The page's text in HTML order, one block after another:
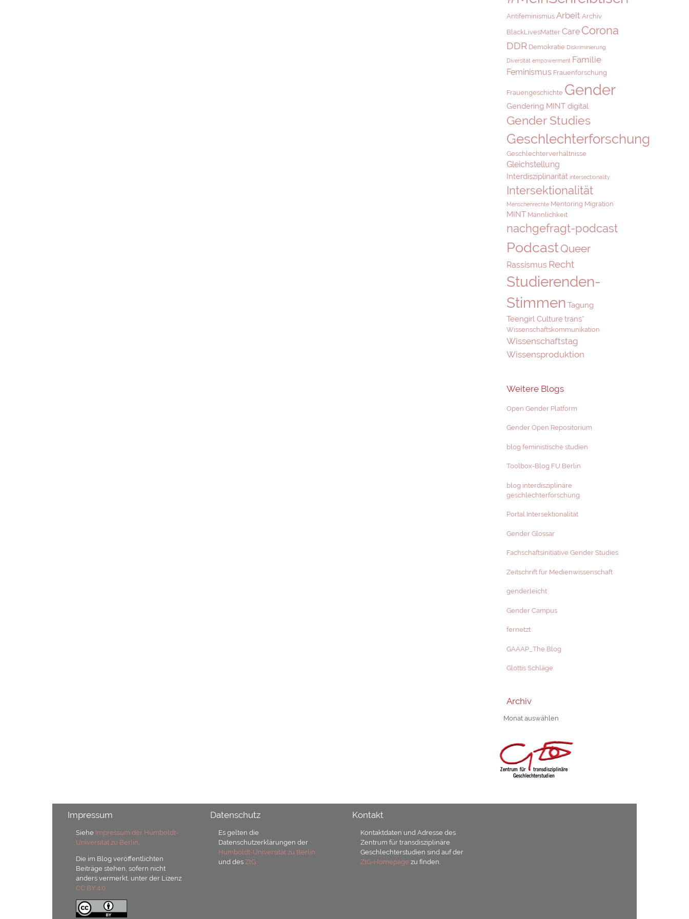
Antifeminismus Arbeit Archiv
BlackLivesMatter Care Corona
DDR Demokratie Diskriminierung
Diversität empowerment Familie
Feminismus Frauenforschung
Frauengeschichte Gender
Gendering MINT digital
Gender Studies
Geschlechterforschung
Geschlechterverhältnisse
Gleichstellung
Interdisziplinarität intersectionality
Intersektionalität
Menschenrechte Mentoring Migration
MINT Männlichkeit
nachgefragt-podcast
PodcastQueer
Rassismus Recht
Studierenden-
Stimmen Tagung
Teengirl Culturetrans*
Wissenschaftskommunikation
Wissenschaftstag
Wissensproduktion
Weitere Blogs
Open Gender Platform
Gender Open Repositorium
blog feministische studien
Toolbox-Blog FU Berlin
blog interdisziplinäre
geschlechterforschung
Portal Intersektionalität
Gender Glossar
Fachschaftsinitiative Gender Studies
Zeitschrift für Medienwissenschaft
genderleicht
Gender Campus
fernetzt
GAAAP_The Blog
Glottis Schläge
Archiv
Archiv
Impressum
Siehe Impressum der Humboldt-
Universität zu Berlin
Die im Blog veröffentlichten
Beiträge stehen, sofern nicht
anders vermerkt, unter der Lizenz
CC BY 4.0.
Datenschutz
Es gelten die
Datenschutzerklärungen der
Humboldt-Universität zu Berlin
und des ZtG.
Kontakt
Kontaktdaten und Adresse des
Zentrum für transdisziplinäre
Geschlechterstudien sind auf der
ZtG-Homepagezu finden.